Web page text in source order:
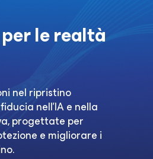
le realtà
nel ripristino
nell'IA e nella
progettate per
e migliorare i